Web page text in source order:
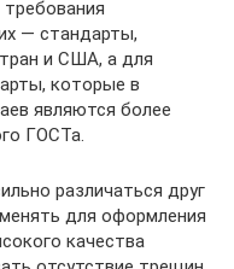
— стандарты,
и США, а для
которые в
являются более
ГОСТа.
различаться друг
для оформления
качества